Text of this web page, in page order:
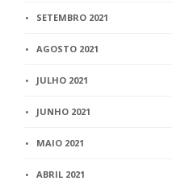
SETEMBRO 2021
AGOSTO 2021
JULHO 2021
JUNHO 2021
MAIO 2021
ABRIL 2021